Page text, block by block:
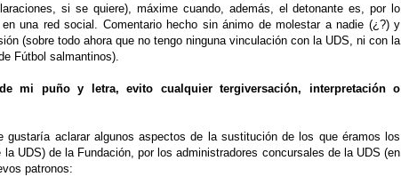
si se quiere), máxime cuando, además, el detonante es, por lo
una red social. Comentario hecho sin ánimo de molestar a nadie (¿?) y
(sobre todo ahora que no tengo ninguna vinculación con la UDS, ni con la
Fútbol salmantinos).
mi puño y letra, evito cualquier tergiversación, interpretación o
gustaría aclarar algunos aspectos de la sustitución de los que éramos los
UDS) de la Fundación, por los administradores concursales de la UDS (en
patronos: